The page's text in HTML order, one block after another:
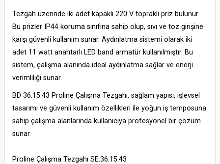
Tezgah üzerinde iki adet kapaklı 220 V topraklı priz bulunur.
Bu prizler IP44 koruma sınıfına sahip olup, sıvı ve toz girişine
karşı güvenli kullanım sunar. Aydınlatma sistemi olarak iki
adet 11 watt anahtarlı LED band armatür kullanılmıştır. Bu
sistem, çalışma alanında ideal aydınlatma sağlar ve enerji
verimliliği sunar.
BD 36.15.43 Proline Çalışma Tezgahı, sağlam yapısı, işlevsel
tasarımı ve güvenli kullanım özellikleri ile yoğun iş temposuna
sahip çalışma alanlarında kullanıcıya profesyonel bir çözüm
sunar.
Proline Çalışma Tezgahı SE.36.15.43